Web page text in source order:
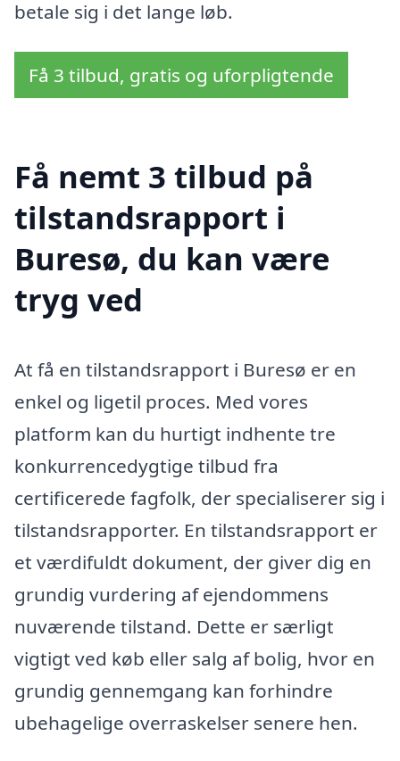
betale sig i det lange løb.
Få 3 tilbud, gratis og uforpligtende
Få nemt 3 tilbud på
tilstandsrapport i
Buresø, du kan være
tryg ved
At få en tilstandsrapport i Buresø er en
enkel og ligetil proces. Med vores
platform kan du hurtigt indhente tre
konkurrencedygtige tilbud fra
certificerede fagfolk, der specialiserer sig i
tilstandsrapporter. En tilstandsrapport er
et værdifuldt dokument, der giver dig en
grundig vurdering af ejendommens
nuværende tilstand. Dette er særligt
vigtigt ved køb eller salg af bolig, hvor en
grundig gennemgang kan forhindre
ubehagelige overraskelser senere hen.